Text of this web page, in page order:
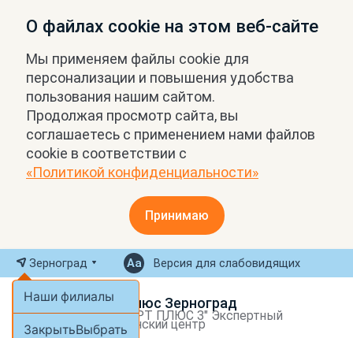
О файлах cookie на этом веб-сайте
Мы применяем файлы cookie для
персонализации и повышения удобства
пользования нашим сайтом.
Продолжая просмотр сайта, вы
соглашаетесь с применением нами файлов
cookie в соответствии с
«Политикой конфиденциальности»
Принимаю
Зерноград
Наши филиалы
ЗакрытьВыбрать
Версия для слабовидящих
МРТ Плюс Зерноград
ООО "МРТ ПЛЮС З" Экспертный
медицинский центр